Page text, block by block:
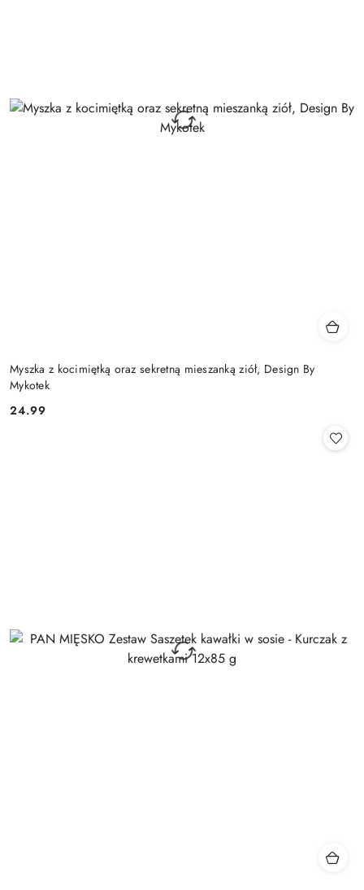
Myszka z kocimiętką oraz sekretną mieszanką ziół, Design By
Mykotek
Cena:
24.99